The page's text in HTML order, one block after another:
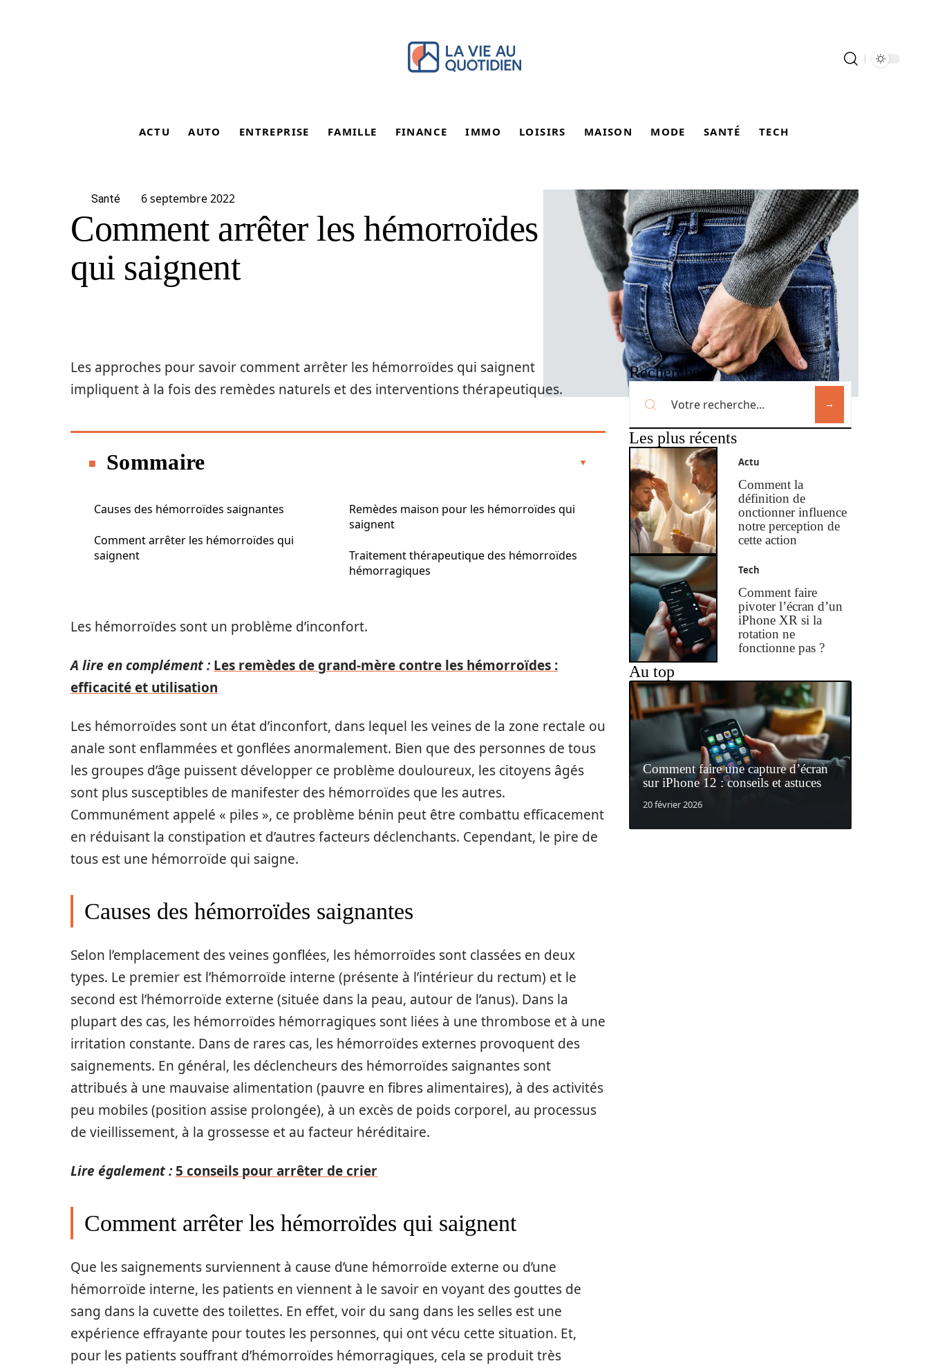
ACTU AUTO ENTREPRISE FAMILLE FINANCE IMMO LOISIRS MAISON MODE SANTÉ TECH
Santé 6 septembre 2022
Comment arrêter les hémorroïdes
qui saignent
Les approches pour savoir comment arrêter les hémorroïdes qui saignent
impliquent à la fois des remèdes naturels et des interventions thérapeutiques.
Sommaire
Causes des hémorroïdes saignantes
Comment arrêter les hémorroïdes qui
saignent
Remèdes maison pour les hémorroïdes qui
saignent
Traitement thérapeutique des hémorroïdes
hémorragiques
Les hémorroïdes sont un problème d’inconfort.
A lire en complément : Les remèdes de grand-mère contre les hémorroïdes :
efficacité et utilisation
Les hémorroïdes sont un état d’inconfort, dans lequel les veines de la zone rectale ou
anale sont enflammées et gonflées anormalement. Bien que des personnes de tous
les groupes d’âge puissent développer ce problème douloureux, les citoyens âgés
sont plus susceptibles de manifester des hémorroïdes que les autres.
Communément appelé « piles », ce problème bénin peut être combattu efficacement
en réduisant la constipation et d’autres facteurs déclenchants. Cependant, le pire de
tous est une hémorroïde qui saigne.
Causes des hémorroïdes saignantes
Selon l’emplacement des veines gonflées, les hémorroïdes sont classées en deux
types. Le premier est l’hémorroïde interne (présente à l’intérieur du rectum) et le
second est l’hémorroïde externe (située dans la peau, autour de l’anus). Dans la
plupart des cas, les hémorroïdes hémorragiques sont liées à une thrombose et à une
irritation constante. Dans de rares cas, les hémorroïdes externes provoquent des
saignements. En général, les déclencheurs des hémorroïdes saignantes sont
attribués à une mauvaise alimentation (pauvre en fibres alimentaires), à des activités
peu mobiles (position assise prolongée), à un excès de poids corporel, au processus
de vieillissement, à la grossesse et au facteur héréditaire.
Lire également : 5 conseils pour arrêter de crier
Comment arrêter les hémorroïdes qui saignent
Que les saignements surviennent à cause d’une hémorroïde externe ou d’une
hémorroïde interne, les patients en viennent à le savoir en voyant des gouttes de
sang dans la cuvette des toilettes. En effet, voir du sang dans les selles est une
expérience effrayante pour toutes les personnes, qui ont vécu cette situation. Et,
pour les patients souffrant d’hémorroïdes hémorragiques, cela se produit très
Recherche
Les plus récents
Actu
Comment la
définition de
onctionner influence
notre perception de
cette action
Tech
Comment faire
pivoter l’écran d’un
iPhone XR si la
rotation ne
fonctionne pas ?
Au top
Comment faire une capture d’écran
sur iPhone 12 : conseils et astuces
20 février 2026